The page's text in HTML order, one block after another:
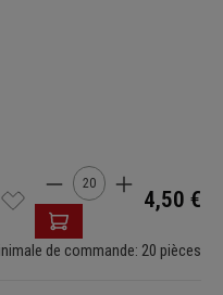
Quantité de produit :
4,50 €
de commande: 20 pièces